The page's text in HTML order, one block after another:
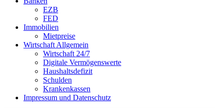
EZB
FED
Immobilien
Mietpreise
Wirtschaft Allgemein
Wirtschaft 24/7
Digitale Vermögenswerte
Haushaltsdefizit
Schulden
Krankenkassen
Impressum und Datenschutz